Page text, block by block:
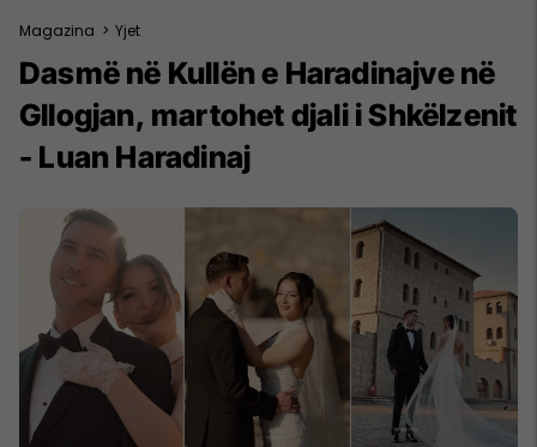
Magazina > Yjet
Dasmë në Kullën e Haradinajve në
Gllogjan, martohet djali i Shkëlzenit
- Luan Haradinaj